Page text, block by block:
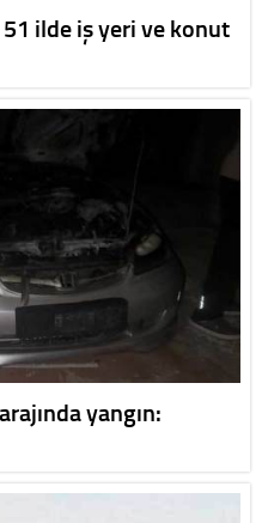
ilde iş yeri ve konut
yangın: